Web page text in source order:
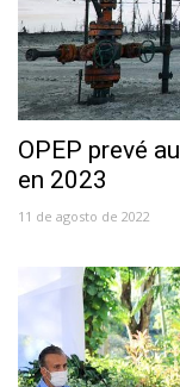
OPEP prevé
en 2023
11 de agosto de 2022